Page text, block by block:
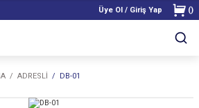
Üye Ol / Giriş Yap ()
ADRESLİ DB-01